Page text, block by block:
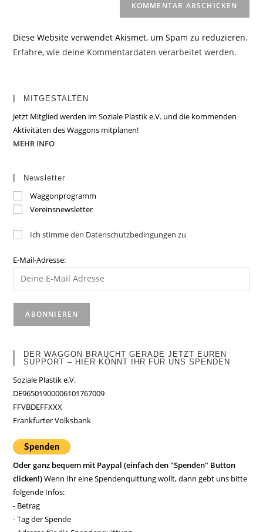
Diese Website verwendet Akismet, um Spam zu reduzieren.
Erfahre, wie deine Kommentardaten verarbeitet werden.
MITGESTALTEN
Jetzt Mitglied werden im Soziale Plastik e.V. und die kommenden
Aktivitäten des Waggons mitplanen!
MEHR INFO
Newsletter
Waggonprogramm
Vereinsnewsletter
Ich stimme den Datenschutzbedingungen zu
E-Mail-Adresse:
DER WAGGON BRAUCHT GERADE JETZT EUREN
SUPPORT – HIER KÖNNT IHR FÜR UNS SPENDEN
Soziale Plastik e.V.
DE96501900006101767009
FFVBDEFFXXX
Frankfurter Volksbank
Oder ganz bequem mit Paypal (einfach den "Spenden" Button
clicken!)Wenn Ihr eine Spendenquittung wollt, dann gebt uns bitte
folgende Infos:
- Betrag
- Tag der Spende